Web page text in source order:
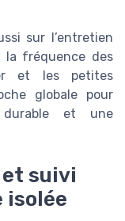
sur l’entretien
fréquence des
et les petites
globale pour
et une
suivi
isolée